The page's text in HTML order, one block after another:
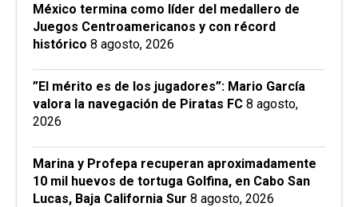
México termina como líder del medallero de
Juegos Centroamericanos y con récord
histórico 8 agosto, 2026
”El mérito es de los jugadores”: Mario García
valora la navegación de Piratas FC 8 agosto,
2026
Marina y Profepa recuperan aproximadamente
10 mil huevos de tortuga Golfina, en Cabo San
Lucas, Baja California Sur 8 agosto, 2026